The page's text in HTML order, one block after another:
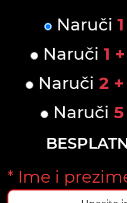
Naruči 1
Naruči 1
Naruči 2 +
Naruči 5
* Ime i